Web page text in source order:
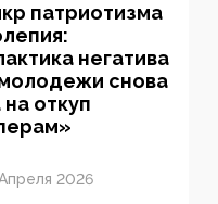
патриотизма
негатива
снова
откуп
2026